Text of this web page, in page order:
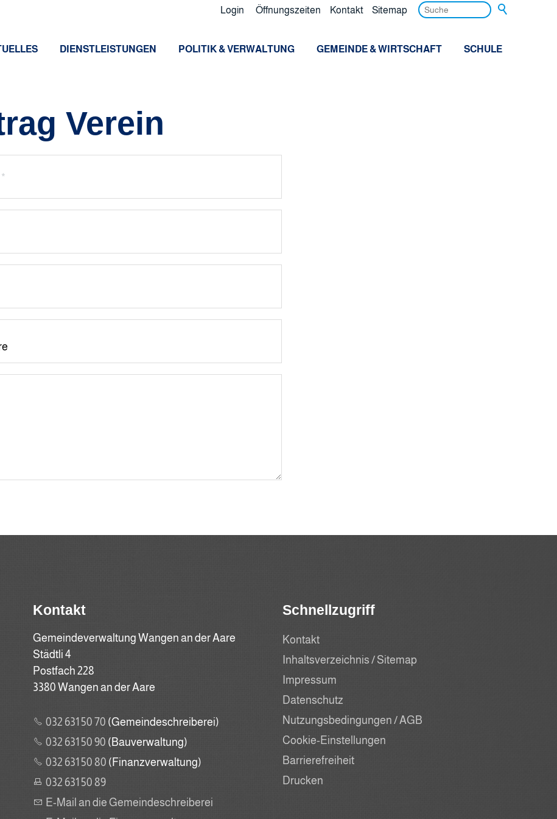
Öffnungszeiten Kontakt Sitemap
Login
DIENSTLEISTUNGEN POLITIK & VERWALTUNG GEMEINDE & WIRTSCHAFT SCHULE
Verein
*
Kontakt
Gemeindeverwaltung Wangen an der Aare
Städtli 4
Postfach 228
3380 Wangen an der Aare
032 631 50 70 (Gemeindeschreiberei)
032 631 50 90 (Bauverwaltung)
032 631 50 80 (Finanzverwaltung)
032 631 50 89
E-Mail an die Gemeindeschreiberei
Schnellzugriff
Kontakt
Inhaltsverzeichnis / Sitemap
Impressum
Datenschutz
Nutzungsbedingungen / AGB
Cookie-Einstellungen
Barrierefreiheit
Drucken